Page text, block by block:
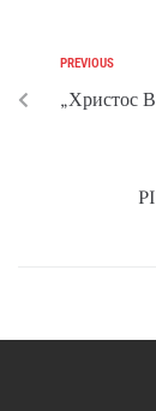
PREVIOUS
„Христос